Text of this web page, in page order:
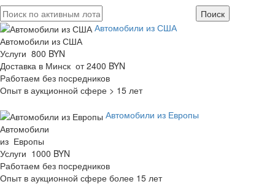
Автомобили из США
Автомобили из США
Услуги 800 BYN
Доставка в Минск от 2400 BYN
Работаем без посредников
Опыт в аукционной сфере > 15 лет
Автомобили из Европы
Автомобили
из Европы
Услуги 1000 BYN
Работаем без посредников
Опыт в аукционной сфере более 15 лет